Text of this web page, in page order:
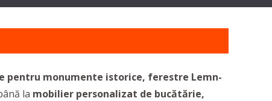
pentru monumente istorice, ferestre Lemn-
la mobilier personalizat de bucătărie,